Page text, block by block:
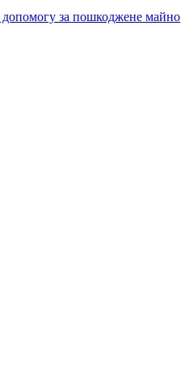
допомогу за пошкоджене майно